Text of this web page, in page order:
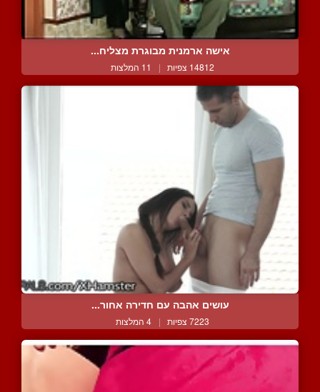
אישה ארמנית מבוגרת מצליח...
14812 צפיות | 11 המלצות
עושים אהבה עם חדירה אחור...
7223 צפיות | 4 המלצות